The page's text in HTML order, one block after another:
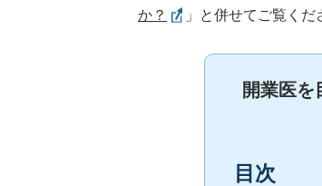
か？
」と併せてご覧くだ
開業医を
目次